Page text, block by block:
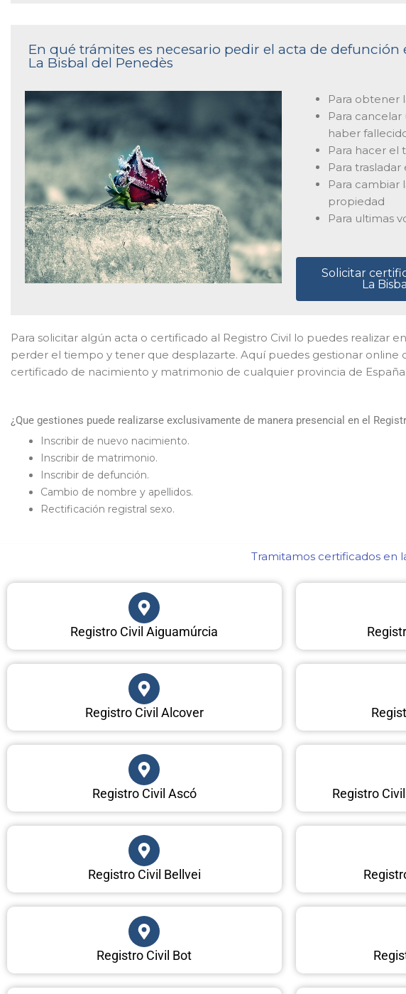
En qué trámites es necesario pedir el acta de defunción
La Bisbal del Penedès
Para obtener
Para
haber
Para hacer el
Para
Para cambiar
propiedad
Para ultimas
Solicitar
La
Para solicitar algún acta o certificado al Registro Civil lo puedes realizar
perder el tiempo y tener que desplazarte. Aquí puedes gestionar online
certificado de nacimiento y matrimonio de cualquier provincia de España.
¿Que gestiones puede realizarse exclusivamente de manera presencial en el
Inscribir de nuevo nacimiento.
Inscribir de matrimonio.
Inscribir de defunción.
Cambio de nombre y apellidos.
Rectificación registral sexo.
Tramitamos certificados en
Registro Civil Aiguamúrcia
Registro Civil Alcover
Registro Civil Ascó Registro
Registro Civil Bellvei
Registro Civil Bot